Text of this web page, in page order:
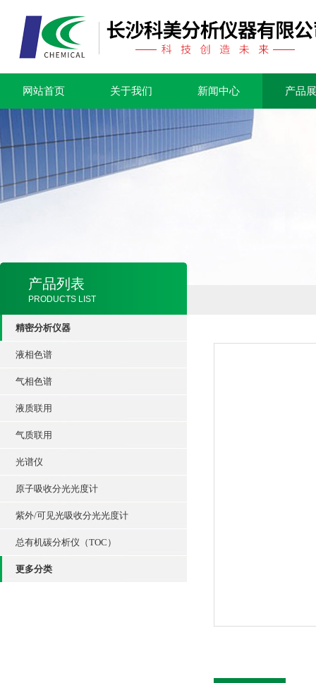
网站首页 关于我们 新闻中心 产品
产品列表
PRODUCTS LIST
精密分析仪器
液相色谱
气相色谱
液质联用
气质联用
光谱仪
原子吸收分光光度计
紫外/可见光吸收分光光度计
总有机碳分析仪（TOC）
更多分类